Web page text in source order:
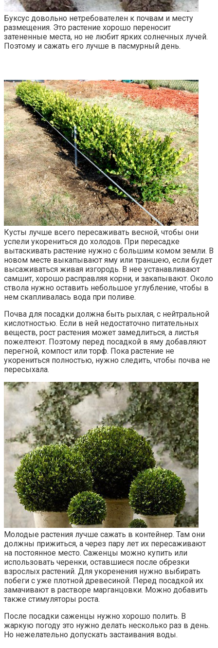
Буксус довольно нетребователен к почвам и месту
размещения. Это растение хорошо переносит
затененные места, но не любит ярких солнечных лучей.
Поэтому и сажать его лучше в пасмурный день.
Кусты лучше всего пересаживать весной, чтобы они
успели укорениться до холодов. При пересадке
вытаскивать растение нужно с большим комом земли. В
новом месте выкапывают яму или траншею, если будет
высаживаться живая изгородь. В нее устанавливают
самшит, хорошо расправляя корни, и закапывают. Около
ствола нужно оставить небольшое углубление, чтобы в
нем скапливалась вода при поливе.
Почва для посадки должна быть рыхлая, с нейтральной
кислотностью. Если в ней недостаточно питательных
веществ, рост растения может замедлиться, а листья
пожелтеют. Поэтому перед посадкой в яму добавляют
перегной, компост или торф. Пока растение не
укорениться полностью, нужно следить, чтобы почва не
пересыхала.
Молодые растения лучше сажать в контейнер. Там они
должны прижиться, а через пару лет их пересаживают
на постоянное место. Саженцы можно купить или
использовать черенки, оставшиеся после обрезки
взрослых растений. Для укоренения нужно выбирать
побеги с уже плотной древесиной. Перед посадкой их
замачивают в растворе марганцовки. Можно добавить
также стимуляторы роста.
После посадки саженцы нужно хорошо полить. В
жаркую погоду это нужно делать несколько раз в день.
Но нежелательно допускать застаивания воды.